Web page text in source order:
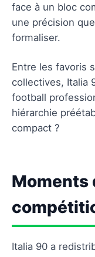
face à un bloc
une précision
formaliser.
Entre les favoris
collectives, Italia
football
hiérarchie
compact ?
Moments
Italia 90 a